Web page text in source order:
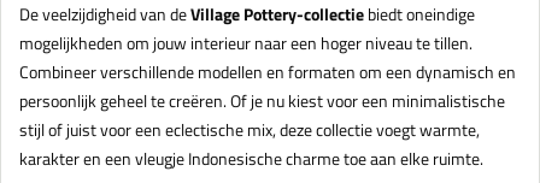
De veelzijdigheid van deVillage Pottery-collectiebiedt oneindige
mogelijkheden om jouw interieur naar een hoger niveau te tillen.
Combineer verschillende modellen en formaten om een dynamisch en
persoonlijk geheel te creëren. Of je nu kiest voor een minimalistische
stijl of juist voor een eclectische mix, deze collectie voegt warmte,
karakter en een vleugje Indonesische charme toe aan elke ruimte.